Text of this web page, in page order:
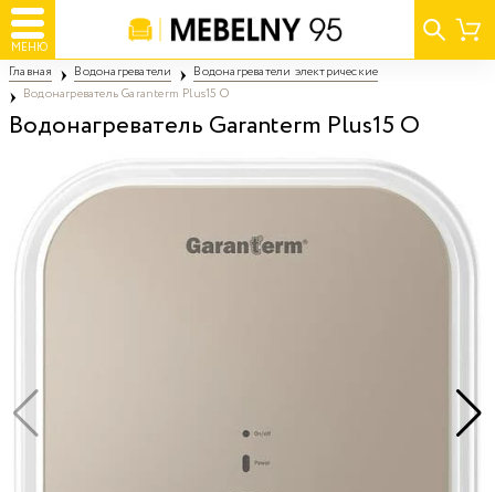
МЕНЮ
Главная Водонагреватели
Водонагреватели электрические
Водонагреватель Garanterm Plus15 O
Водонагреватель Garanterm Plus15 O